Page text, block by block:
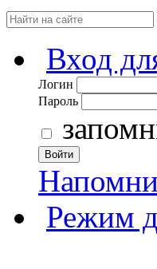
Вход
Логин
Пароль
Войти
Режим